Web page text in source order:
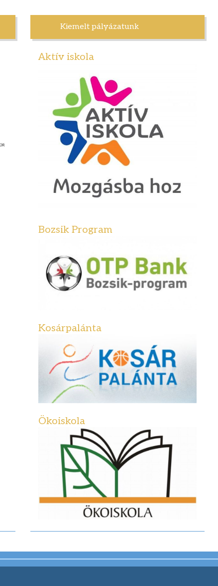
Kiemelt pályázatunk
Aktív iskola
Bozsik Program
Kosárpalánta
Ökoiskola